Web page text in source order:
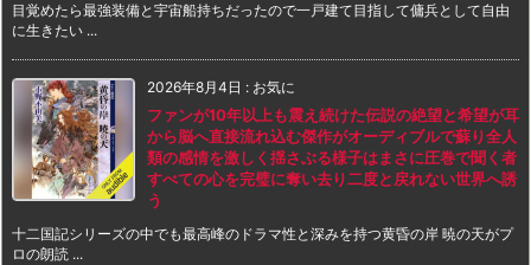
目覚めたら最強装備と宇宙船持ちだったので一戸建て目指して傭兵として自由
に生きたい ...
2026年8月4日 : お気に
ファンが10年以上も震え続けた伝説の絶望と希望が耳
から脳へ直接流れ込む傑作がオーディブルで蘇り全人
類の感情を激しく揺さぶる様子はまさに圧巻で聞く者
すべての心を完璧に奪い去り二度と戻れない世界へ誘
う
十二国記シリーズの中でも最高峰のドラマ性と深みを持つ黄昏の岸 暁の天がプ
ロの朗読 ...